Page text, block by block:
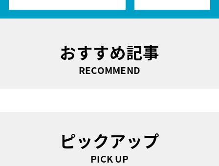
おすすめ記事
RECOMMEND
ピックアップ
PICK UP